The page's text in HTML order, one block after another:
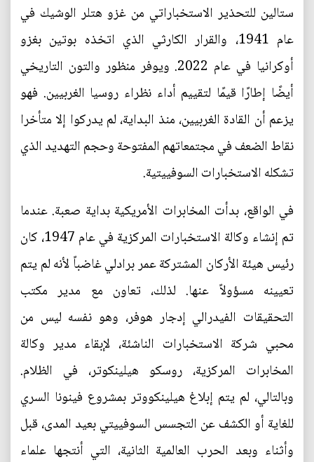
ستالين للتحذير الاستخباراتي من غزو هتلر الوشيك في
عام 1941، والقرار الكارثي الذي اتخذه بوتين بغزو
أوكرانيا في عام 2022. ويوفر منظور والتون التاريخي
أيضًا إطارًا قيمًا لتقييم أداء نظراء روسيا الغربيين. فهو
يزعم أن القادة الغربيين، منذ البداية، لم يدركوا إلا متأخرا
نقاط الضعف في مجتمعاتهم المفتوحة وحجم التهديد الذي
تشكله الاستخبارات السوفييتية.
في الواقع، بدأت المخابرات الأمريكية بداية صعبة. عندما
تم إنشاء وكالة الاستخبارات المركزية في عام 1947، كان
رئيس هيئة الأركان المشتركة عمر برادلي غاضباً لأنه لم يتم
تعيينه مسؤولاً عنها. لذلك، تعاون مع مدير مكتب
التحقيقات الفيدرالي إدجار هوفر، وهو نفسه ليس من
محبي شركة الاستخبارات الناشئة، لإبقاء مدير وكالة
المخابرات المركزية، روسكو هيلينكوتر، في الظلام.
وبالتالي، لم يتم إبلاغ هيلينكووتر بمشروع فينونا السري
للغاية أو الكشف عن التجسس السوفييتي بعيد المدى، قبل
وأثناء وبعد الحرب العالمية الثانية، التي أنتجها علماء